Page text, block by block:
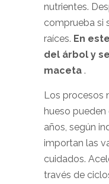
nutrientes.
comprueba si
raíces. En
del árbol y
maceta .
Los procesos
hueso pueden
años, según
importan las
cuidados.
través de